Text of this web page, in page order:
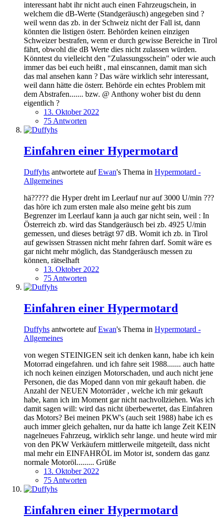
interessant habt ihr nicht auch einen Fahrzeugschein, in
welchem die dB-Werte (Standgeräusch) angegeben sind ?
weil wenn das zb. in der Schweiz nicht der Fall ist, dann
könnten die listigen österr. Behörden keinen einzigen
Schweizer bestrafen, wenn er durch gewisse Bereiche in Tirol
fährt, obwohl die dB Werte dies nicht zulassen würden.
Könntest du vielleicht den "Zulassungsschein" oder wie auch
immer das bei euch heißt , mal einscannen, damit man sich
das mal ansehen kann ? Das wäre wirklich sehr interessant,
weil dann hätte die österr. Behörde ein echtes Problem mit
dem Abstrafen....... bzw. @ Anthony woher bist du denn
eigentlich ?
13. Oktober 2022
75 Antworten
Einfahren einer Hypermotard
Duffyhs antwortete aufEwan's Thema in Hypermotard -
Allgemeines
hä????? die Hyper dreht im Leerlauf nur auf 3000 U/min ???
das höre ich zum ersten male also meine geht bis zum
Begrenzer im Leerlauf kann ja auch gar nicht sein, weil : In
Österreich zb. wird das Standgeräusch bei zb. 4925 U/min
gemessen, und dieses beträgt 97 dB. Womit ich zb. in Tirol
auf gewissen Strassen nicht mehr fahren darf. Somit wäre es
gar nicht mehr möglich, das Standgeräusch messen zu
können, rätselhaft
13. Oktober 2022
75 Antworten
Einfahren einer Hypermotard
Duffyhs antwortete aufEwan's Thema in Hypermotard -
Allgemeines
von wegen STEINIGEN seit ich denken kann, habe ich kein
Motorrad eingefahren. und ich fahre seit 1988....... auch hatte
ich noch keinen einzigen Motorschaden, und auch nicht jene
Personen, die das Moped dann von mir gekauft haben. die
Anzahl der NEUEN Motorräder , welche ich mir gekauft
habe, kann ich im Moment gar nicht nachvollziehen. Was ich
damit sagen will: wird das nicht überbewertet, das Einfahren
das Motors? Bei meinen PKW's (auch seit 1988) habe ich es
auch immer gleich gehalten, nur da hatte ich lange Zeit KEIN
nagelneues Fahrzeug, wirklich sehr lange. und heute wird mir
von den PKW Verkäufern mittlerweile mitgeteilt, dass nicht
mal mehr ein EINFAHRÖL im Motor ist, sondern das ganz
normale Motoröl......... Grüße
13. Oktober 2022
75 Antworten
Einfahren einer Hypermotard